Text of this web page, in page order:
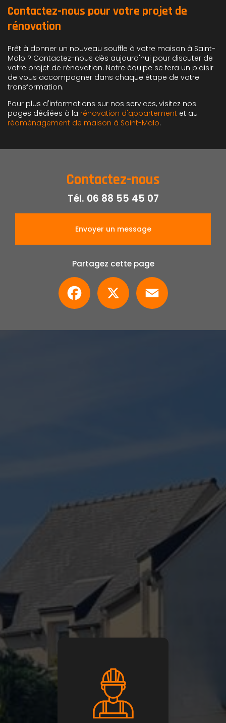
Contactez-nous pour votre projet de
rénovation
Prêt à donner un nouveau souffle à votre maison à Saint-
Malo ? Contactez-nous dès aujourd'hui pour discuter de
votre projet de rénovation. Notre équipe se fera un plaisir
de vous accompagner dans chaque étape de votre
transformation.
Pour plus d'informations sur nos services, visitez nos
pages dédiées à la rénovation d'appartement et au
réaménagement de maison à Saint-Malo.
Contactez-nous
Tél. 06 88 55 45 07
Envoyer un message
Partagez cette page
Facebook